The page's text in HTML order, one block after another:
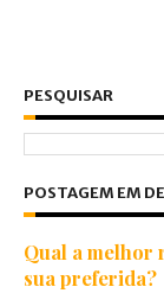
PESQUISAR
POSTAGEM EM
Qual a melhor
sua preferida?